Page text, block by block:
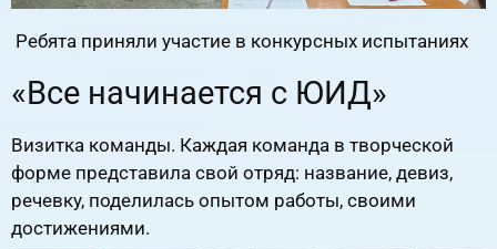
Ребята приняли участие в конкурсных испытаниях
«Все начинается с ЮИД»
Визитка команды. Каждая команда в творческой
форме представила свой отряд: название, девиз,
речевку, поделилась опытом работы, своими
достижениями.